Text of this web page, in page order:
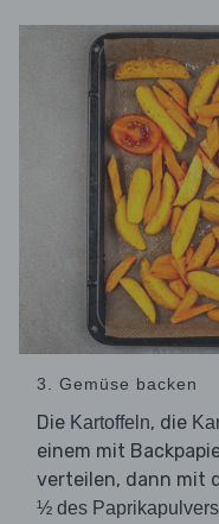
3. Gemüse backen
Die Kartoffeln, die
einem mit
verteilen, dann mit
½ des Paprikapulvers